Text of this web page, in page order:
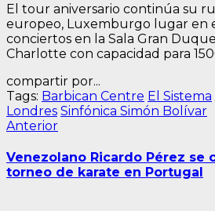
El tour aniversario continúa su
europeo, Luxemburgo lugar en
conciertos en la Sala Gran
Charlotte con capacidad para
compartir por...
Tags: Barbican Centre El Sistema
Londres Sinfónica Simón Bolívar
Navegación
de
entradas
AnteriorEntrada
Venezolano Ricardo Pérez se
torneo de karate en Portugal